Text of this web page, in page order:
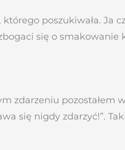
poszukiwała. Ja
się o
zdarzeniu pozostałem
się nigdy zdarzyć!”.